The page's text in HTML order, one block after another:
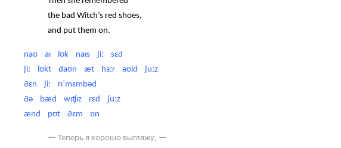
the bad Witch’s red shoes,
and put them on.
naʊ aɪ lʊk naɪs ʃiː sɛd
ʃiː lʊkt daʊn æt hɜːr əʊld ʃuːz
ðɛn ʃiː rɪˈmɛmbəd
ðə bæd wɪʧɪz rɛd ʃuːz
ænd pʊt ðɛm ɒn
— Теперь я хорошо выгляжу, —